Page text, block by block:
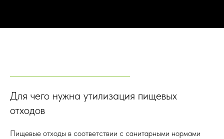
Для чего нужна утилизация пищевых
отходов
Пищевые отходы в соответствии с санитарными нормами